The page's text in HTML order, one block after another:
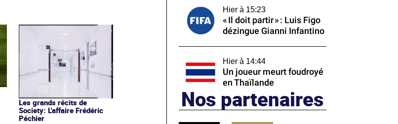
Les grands récits de
Society: L'affaire Frédéric
Péchier
Hier à 15:23
« Il doit partir » : Luis Figo
dézingue Gianni Infantino
Hier à 14:44
Un joueur meurt foudroyé
en Thaïlande
Nos partenaires